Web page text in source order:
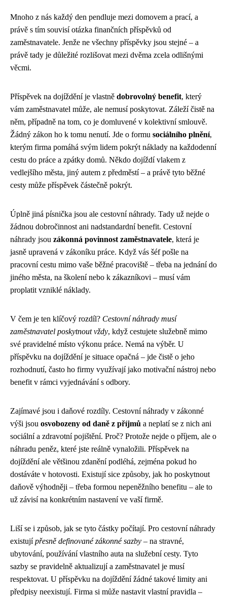
Mnoho z nás každý den pendluje mezi domovem a prací, a
právě s tím souvisí otázka finančních příspěvků od
zaměstnavatele. Jenže ne všechny příspěvky jsou stejné – a
právě tady je důležité rozlišovat mezi dvěma zcela odlišnými
věcmi.
Příspěvek na dojíždění je vlastně dobrovolný benefit, který
vám zaměstnavatel může, ale nemusí poskytovat. Záleží čistě na
něm, případně na tom, co je domluvené v kolektivní smlouvě.
Žádný zákon ho k tomu nenutí. Jde o formu sociálního plnění,
kterým firma pomáhá svým lidem pokrýt náklady na každodenní
cestu do práce a zpátky domů. Někdo dojíždí vlakem z
vedlejšího města, jiný autem z předměstí – a právě tyto běžné
cesty může příspěvek částečně pokrýt.
Úplně jiná písnička jsou ale cestovní náhrady. Tady už nejde o
žádnou dobročinnost ani nadstandardní benefit. Cestovní
náhrady jsou zákonná povinnost zaměstnavatele, která je
jasně upravená v zákoníku práce. Když vás šéf pošle na
pracovní cestu mimo vaše běžné pracoviště – třeba na jednání do
jiného města, na školení nebo k zákazníkovi – musí vám
proplatit vzniklé náklady.
V čem je ten klíčový rozdíl? Cestovní náhrady musí
zaměstnavatel poskytnout vždy, když cestujete služebně mimo
své pravidelné místo výkonu práce. Nemá na výběr. U
příspěvku na dojíždění je situace opačná – jde čistě o jeho
rozhodnutí, často ho firmy využívají jako motivační nástroj nebo
benefit v rámci vyjednávání s odbory.
Zajímavé jsou i daňové rozdíly. Cestovní náhrady v zákonné
výši jsou osvobozeny od daně z příjmů a neplatí se z nich ani
sociální a zdravotní pojištění. Proč? Protože nejde o příjem, ale o
náhradu peněz, které jste reálně vynaložili. Příspěvek na
dojíždění ale většinou zdanění podléhá, zejména pokud ho
dostáváte v hotovosti. Existují sice způsoby, jak ho poskytnout
daňově výhodněji – třeba formou nepeněžního benefitu – ale to
už závisí na konkrétním nastavení ve vaší firmě.
Liší se i způsob, jak se tyto částky počítají. Pro cestovní náhrady
existujípřesně definované zákonné sazby – na stravné,
ubytování, používání vlastního auta na služební cesty. Tyto
sazby se pravidelně aktualizují a zaměstnavatel je musí
respektovat. U příspěvku na dojíždění žádné takové limity ani
předpisy neexistují. Firma si může nastavit vlastní pravidla –